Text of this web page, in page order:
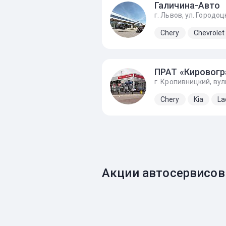
Галичина-Авто
Chery Chevrolet
Chery Kia
Акции автосервисов